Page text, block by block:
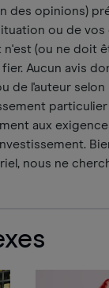
des opinions)
ou de
(ou ne doit
Aucun avis
de l'auteur
aux
nous ne